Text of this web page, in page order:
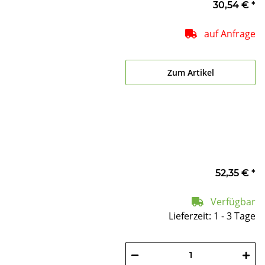
30,54 € *
auf Anfrage
Zum Artikel
52,35 € *
Verfügbar
Lieferzeit: 1 - 3 Tage